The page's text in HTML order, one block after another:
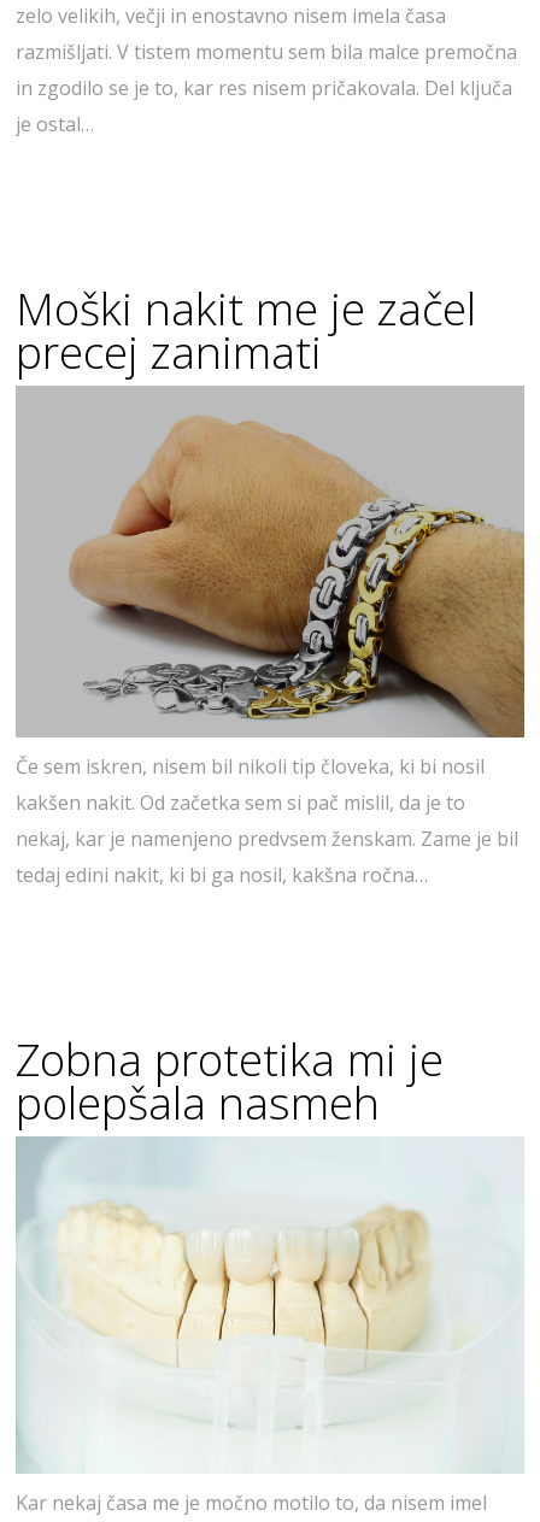
zelo velikih, večji in enostavno nisem imela časa
razmišljati. V tistem momentu sem bila malce premočna
in zgodilo se je to, kar res nisem pričakovala. Del ključa
je ostal…
Moški nakit me je začel
precej zanimati
Če sem iskren, nisem bil nikoli tip človeka, ki bi nosil
kakšen nakit. Od začetka sem si pač mislil, da je to
nekaj, kar je namenjeno predvsem ženskam. Zame je bil
tedaj edini nakit, ki bi ga nosil, kakšna ročna…
Zobna protetika mi je
polepšala nasmeh
Kar nekaj časa me je močno motilo to, da nisem imel